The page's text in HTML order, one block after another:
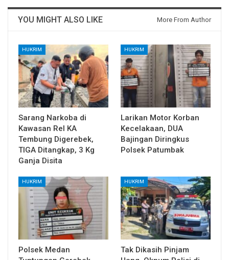
YOU MIGHT ALSO LIKE More From Author
HUKRIM
Sarang Narkoba di
Kawasan Rel KA
Tembung Digerebek,
TIGA Ditangkap, 3 Kg
Ganja Disita
HUKRIM
Larikan Motor Korban
Kecelakaan, DUA
Bajingan Diringkus
Polsek Patumbak
HUKRIM
Polsek Medan
HUKRIM
Tak Dikasih Pinjam